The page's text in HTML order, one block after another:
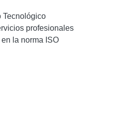
Tecnológico
profesionales
la norma ISO